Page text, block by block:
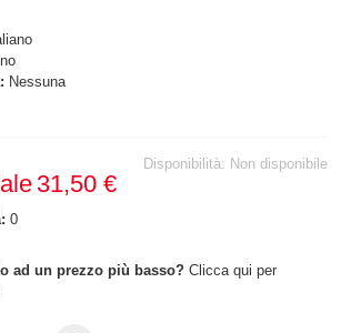
Nessuna
Disponibilità: Non disponibile
31,50 €
0
ad un prezzo più basso? Clicca qui per